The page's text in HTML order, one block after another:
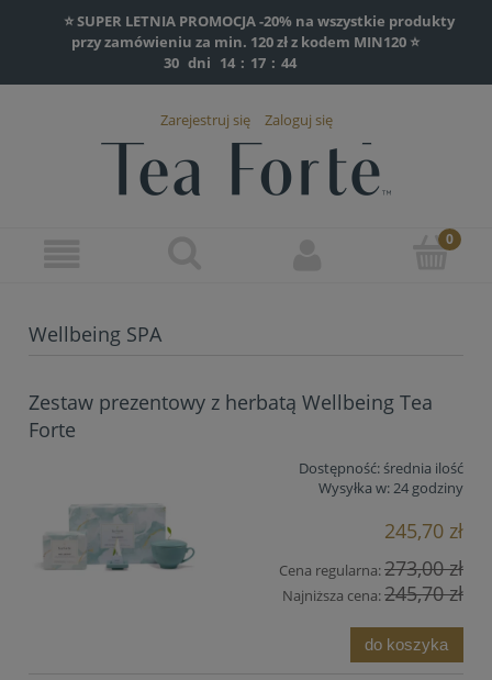
⭐ SUPER LETNIA PROMOCJA -20% na wszystkie produkty
przy zamówieniu za min. 120 zł z kodem MIN120 ⭐
30 dni 14 : 17 : 43
Zarejestruj się Zaloguj się
Wellbeing SPA
Zestaw prezentowy z herbatą Wellbeing Tea
Forte
Dostępność:średnia ilość
Wysyłka w:24 godziny
245,70 zł
Cena regularna:273,00 zł
Najniższa cena:245,70 zł
do koszyka